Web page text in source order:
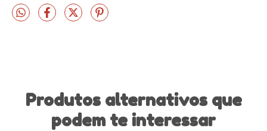
Produtos alternativos que
podem te interessar